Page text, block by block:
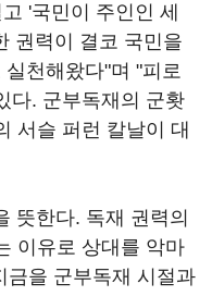
'국민이 주인인 세
권력이 결코 국민을
천해왔다"며 "피로
다. 군부독재의 군홧
서슬 퍼런 칼날이 대
뜻한다. 독재 권력의
이유로 상대를 악마
금을 군부독재 시절과